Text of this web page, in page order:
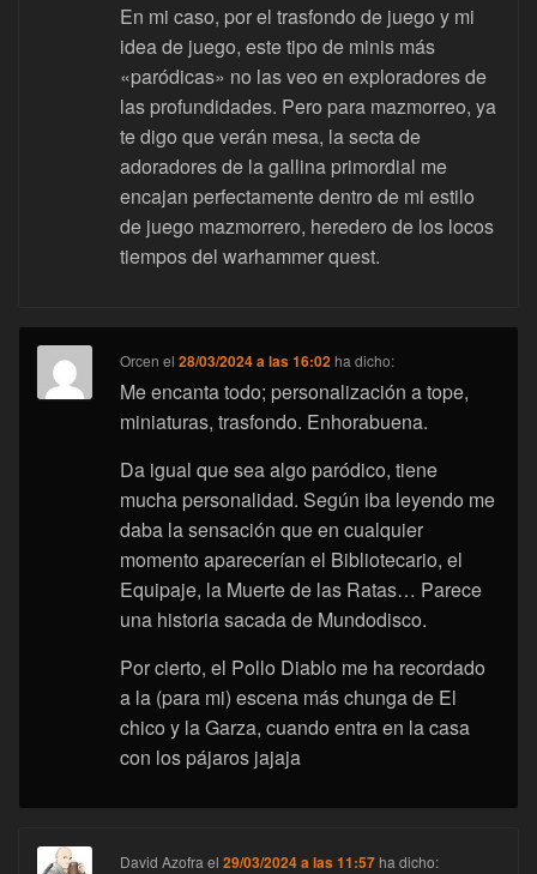
En mi caso, por el trasfondo de juego y mi
idea de juego, este tipo de minis más
«paródicas» no las veo en exploradores de
las profundidades. Pero para mazmorreo, ya
te digo que verán mesa, la secta de
adoradores de la gallina primordial me
encajan perfectamente dentro de mi estilo
de juego mazmorrero, heredero de los locos
tiempos del warhammer quest.
Orcen el28/03/2024 a las 16:02 ha dicho:
Me encanta todo; personalización a tope,
miniaturas, trasfondo. Enhorabuena.
Da igual que sea algo paródico, tiene
mucha personalidad. Según iba leyendo me
daba la sensación que en cualquier
momento aparecerían el Bibliotecario, el
Equipaje, la Muerte de las Ratas… Parece
una historia sacada de Mundodisco.
Por cierto, el Pollo Diablo me ha recordado
a la (para mi) escena más chunga de El
chico y la Garza, cuando entra en la casa
con los pájaros jajaja
David Azofra el29/03/2024 a las 11:57 ha dicho: